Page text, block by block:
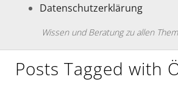
Datenschutzerklärung
Wissen und Beratung zu allen
Posts Tagged with